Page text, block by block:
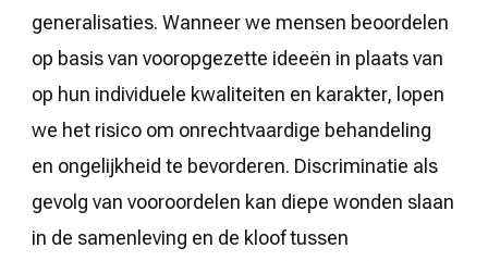
generalisaties. Wanneer we mensen beoordelen
op basis van vooropgezette ideeën in plaats van
op hun individuele kwaliteiten en karakter, lopen
we het risico om onrechtvaardige behandeling
en ongelijkheid te bevorderen. Discriminatie als
gevolg van vooroordelen kan diepe wonden slaan
in de samenleving en de kloof tussen